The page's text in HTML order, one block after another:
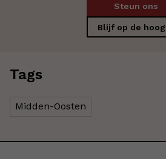
Steun ons
Blijf op de
Tags
Midden-Oosten